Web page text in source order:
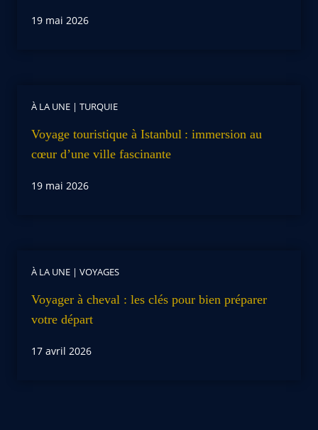
19 mai 2026
À LA UNE | TURQUIE
Voyage touristique à Istanbul : immersion au
cœur d’une ville fascinante
19 mai 2026
À LA UNE | VOYAGES
Voyager à cheval : les clés pour bien préparer
votre départ
17 avril 2026